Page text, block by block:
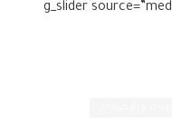
[g_slider